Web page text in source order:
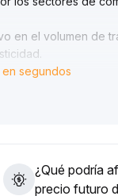
en el volumen de
canal
por encima de
tendencia bajista
segundos
¿Qué podría
precio futuro